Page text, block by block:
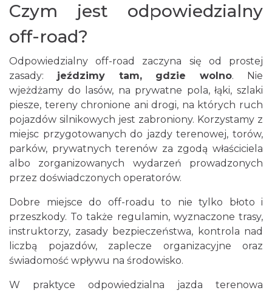
Czym jest odpowiedzialny
off-road?
Odpowiedzialny off-road zaczyna się od prostej
zasady: jeździmy tam, gdzie wolno. Nie
wjeżdżamy do lasów, na prywatne pola, łąki, szlaki
piesze, tereny chronione ani drogi, na których ruch
pojazdów silnikowych jest zabroniony. Korzystamy z
miejsc przygotowanych do jazdy terenowej, torów,
parków, prywatnych terenów za zgodą właściciela
albo zorganizowanych wydarzeń prowadzonych
przez doświadczonych operatorów.
Dobre miejsce do off-roadu to nie tylko błoto i
przeszkody. To także regulamin, wyznaczone trasy,
instruktorzy, zasady bezpieczeństwa, kontrola nad
liczbą pojazdów, zaplecze organizacyjne oraz
świadomość wpływu na środowisko.
W praktyce odpowiedzialna jazda terenowa